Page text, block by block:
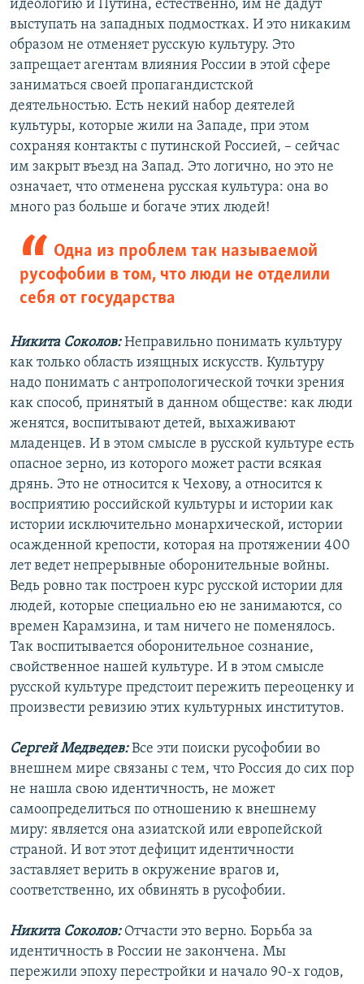
идеологию и Путина, естественно, им не дадут
выступать на западных подмостках. И это никаким
образом не отменяет русскую культуру. Это
запрещает агентам влияния России в этой сфере
заниматься своей пропагандистской
деятельностью. Есть некий набор деятелей
культуры, которые жили на Западе, при этом
сохраняя контакты с путинской Россией, – сейчас
им закрыт въезд на Запад. Это логично, но это не
означает, что отменена русская культура: она во
много раз больше и богаче этих людей!
Одна из проблем так называемой
русофобии в том, что люди не отделили
себя от государства
Никита Соколов:Неправильно понимать культуру
как только область изящных искусств. Культуру
надо понимать с антропологической точки зрения
как способ, принятый в данном обществе: как люди
женятся, воспитывают детей, выхаживают
младенцев. И в этом смысле в русской культуре есть
опасное зерно, из которого может расти всякая
дрянь. Это не относится к Чехову, а относится к
восприятию российской культуры и истории как
истории исключительно монархической, истории
осажденной крепости, которая на протяжении 400
лет ведет непрерывные оборонительные войны.
Ведь ровно так построен курс русской истории для
людей, которые специально ею не занимаются, со
времен Карамзина, и там ничего не поменялось.
Так воспитывается оборонительное сознание,
свойственное нашей культуре. И в этом смысле
русской культуре предстоит пережить переоценку и
произвести ревизию этих культурных институтов.
Сергей Медведев:Все эти поиски русофобии во
внешнем мире связаны с тем, что Россия до сих пор
не нашла свою идентичность, не может
самоопределиться по отношению к внешнему
миру: является она азиатской или европейской
страной. И вот этот дефицит идентичности
заставляет верить в окружение врагов и,
соответственно, их обвинять в русофобии.
Никита Соколов: Отчасти это верно. Борьба за
идентичность в России не закончена. Мы
пережили эпоху перестройки и начало 90-х годов,